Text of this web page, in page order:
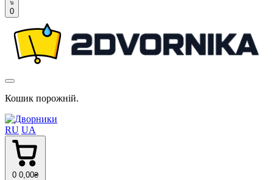
0
Кошик порожній.
RU UA
0 0 ,00₴